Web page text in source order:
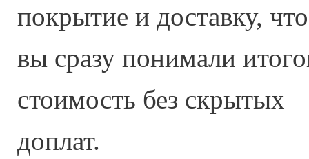
покрытие и доставку,
вы сразу понимали
стоимость без скрытых
доплат.